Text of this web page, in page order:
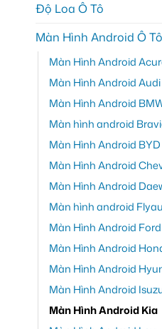
Độ Loa Ô Tô
Màn Hình Android Ô
Màn Hình Android
Màn Hình Android Audi
Màn Hình Android
Màn hình android
Màn Hình Android BYD
Màn Hình Android
Màn Hình Android
Màn hình android
Màn Hình Android Ford
Màn Hình Android
Màn Hình Android
Màn Hình Android
Màn Hình Android Kia